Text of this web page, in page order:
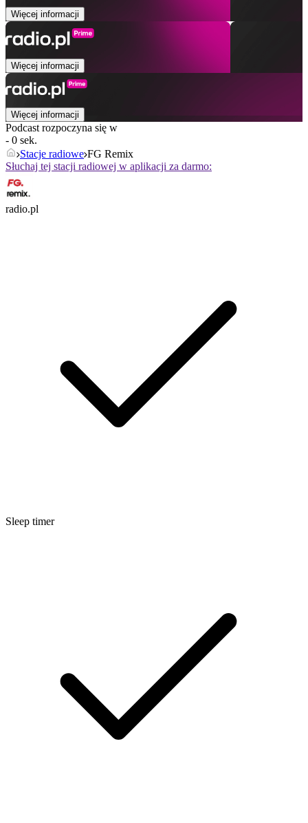
Więcej informacji
Więcej informacji
Więcej informacji
Podcast rozpoczyna się w
- 0 sek.
Stacje radiowe FG Remix
Słuchaj tej stacji radiowej w aplikacji za darmo:
radio.pl
Sleep timer